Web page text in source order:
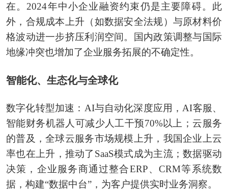
在。2024年中小企业融资约束仍是主要障碍。此
外，合规成本上升（如数据安全法规）与原材料价
格波动进一步挤压利润空间。国内政策调整与国际
地缘冲突也增加了企业服务拓展的不确定性。
智能化、生态化与全球化
数字化转型加速：AI与自动化深度应用，AI客服、
智能财务机器人可减少人工干预70%以上；云服务
的普及，全球云服务市场规模上升，我国企业上云
率也在上升，推动了SaaS模式成为主流；数据驱动
决策，企业服务商通过整合ERP、CRM等系统数
据，构建“数据中台”，为客户提供实时业务洞察。